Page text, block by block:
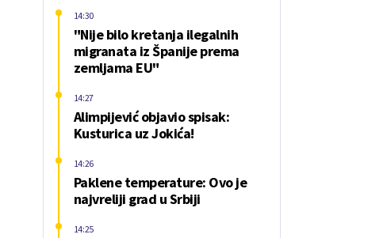
"Nije bilo kretanja ilegalnih
migranata iz Španije prema
zemljama EU"
14:30
Alimpijević objavio spisak:
Kusturica uz Jokića!
14:27
Paklene temperature: Ovo je
najvreliji grad u Srbiji
14:26
14:25